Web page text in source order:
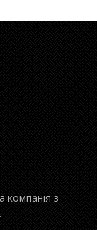
компанія з